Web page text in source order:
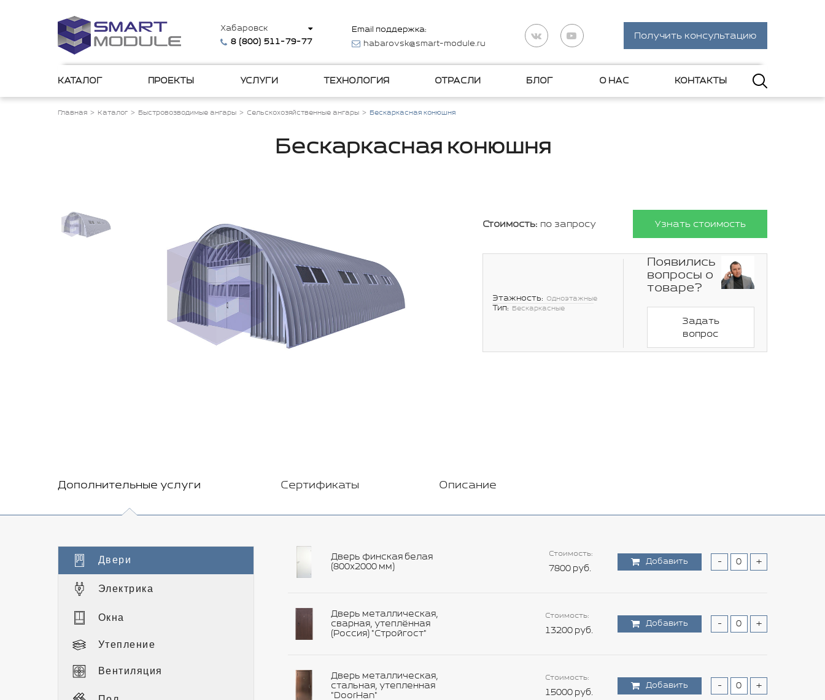
Хабаровск
8 (800) 511-79-77
Email поддержка:
habarovsk@smart-module.ru
Получить консультацию
КАТАЛОГ ПРОЕКТЫ УСЛУГИ ТЕХНОЛОГИЯ ОТРАСЛИ БЛОГ О НАС КОНТАКТЫ
Главная Каталог Быстровозводимые ангары Сельскохозяйственные ангары Бескаркасная конюшня
Бескаркасная конюшня
Стоимость: по запросу Узнать стоимость
Этажность: Одноэтажные
Тип: Бескаркасные
Появились
вопросы о
товаре?
Задать
вопрос
Дополнительные услуги Сертификаты Описание
Двери
Электрика
Окна
Утепление
Вентиляция
Дверь финская белая
(800х2000 мм)
Стоимость:
7800 руб.
Добавить - +
Дверь металлическая,
сварная, утеплённая
(Россия) "Стройгост"
Стоимость:
13200 руб.
Добавить - +
Дверь металлическая,
стальная, утепленная
"DoorHan"
Стоимость:
15000 руб.
Добавить - +